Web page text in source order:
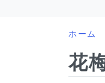
ホーム
花